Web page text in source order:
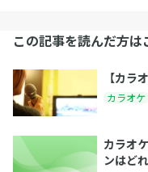
この記事を読んだ方
【カラ
カラオケ
カラオ
ンはど